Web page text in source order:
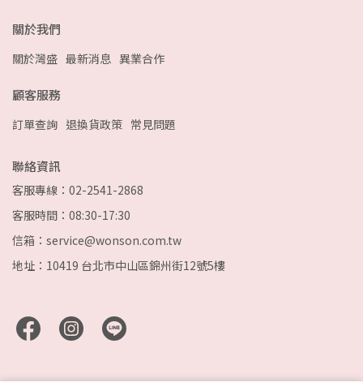
關於我們
關於灣盛 最新消息 異業合作
顧客服務
訂單查詢 退換貨政策 常見問題
聯絡資訊
客服專線：02-2541-2868
客服時間：08:30-17:30
信箱：service@wonson.com.tw
地址：10419 台北市中山區錦州街12號5樓